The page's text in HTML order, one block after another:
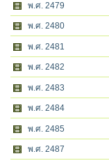
พ.ศ. 2479
พ.ศ. 2480
พ.ศ. 2481
พ.ศ. 2482
พ.ศ. 2483
พ.ศ. 2484
พ.ศ. 2485
พ.ศ. 2487